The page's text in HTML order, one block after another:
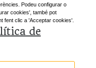
Següent
Podeu configurar o
cookies', també pot
fent clic a 'Acceptar cookies'.
de